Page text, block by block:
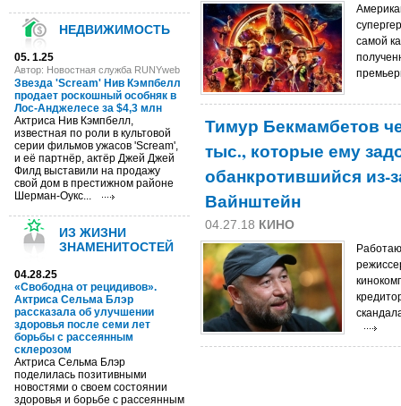
НЕДВИЖИМОСТЬ
05. 1.25
Автор: Новостная служба RUNYweb
Звезда 'Scream' Нив Кэмпбелл
продает роскошный особняк в
Лос-Анджелесе за $4,3 млн
Актриса Нив Кэмпбелл,
известная по роли в культовой
серии фильмов ужасов 'Scream',
и её партнёр, актёр Джей Джей
Филд выставили на продажу
свой дом в престижном районе
Шерман-Оукс...
ИЗ ЖИЗНИ
ЗНАМЕНИТОСТЕЙ
04.28.25
«Свободна от рецидивов».
Актриса Сельма Блэр
рассказала об улучшении
здоровья после семи лет
борьбы с рассеянным
склерозом
Актриса Сельма Блэр
поделилась позитивными
новостями о своем состоянии
здоровья и борьбе с рассеянным
самой
Тимур Бекмамбетов
тыс., которые ему
обанкротившийся из-
Вайнштейн
04.27.18 КИНО